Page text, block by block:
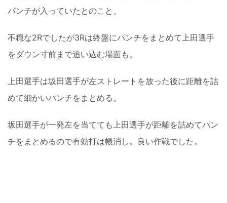
パンチが入っていたとのこと。
不穏な2Rでしたが3Rは終盤にパンチをまとめて上田選手
をダウン寸前まで追い込む場面も。
上田選手は坂田選手が左ストレートを放った後に距離を詰
めて細かいパンチをまとめる。
坂田選手が一発左を当てても上田選手が距離を詰めてパン
チをまとめるので有効打は帳消し。良い作戦でした。